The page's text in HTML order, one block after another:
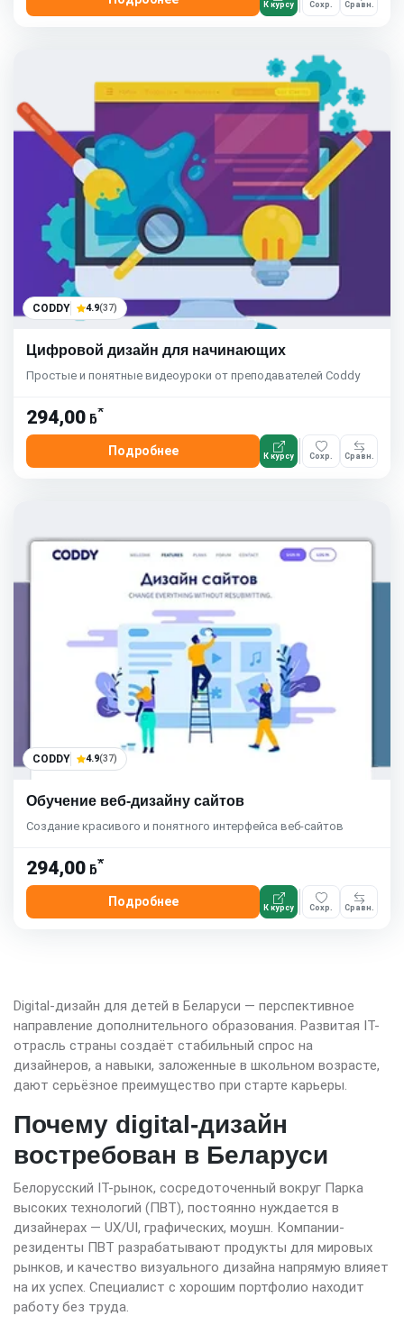
К курсу Сохр. Сравн.
CODDY 4.9(37)
Цифровой дизайн для начинающих
Простые и понятные видеоуроки от преподавателей Coddy
294,00 ƃ*
Подробнее К курсу Сохр. Сравн.
CODDY 4.9(37)
Обучение веб-дизайну сайтов
Создание красивого и понятного интерфейса веб-сайтов
294,00 ƃ*
Подробнее К курсу Сохр. Сравн.
Digital-дизайн для детей в Беларуси — перспективное
направление дополнительного образования. Развитая IT-
отрасль страны создаёт стабильный спрос на
дизайнеров, а навыки, заложенные в школьном возрасте,
дают серьёзное преимущество при старте карьеры.
Почему digital-дизайн
востребован в Беларуси
Белорусский IT-рынок, сосредоточенный вокруг Парка
высоких технологий (ПВТ), постоянно нуждается в
дизайнерах — UX/UI, графических, моушн. Компании-
резиденты ПВТ разрабатывают продукты для мировых
рынков, и качество визуального дизайна напрямую влияет
на их успех. Специалист с хорошим портфолио находит
работу без труда.